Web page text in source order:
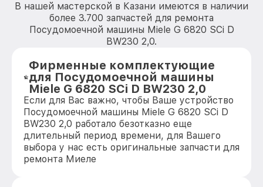
В нашей мастерской в Казани имеются в наличии
более 3.700 запчастей для ремонта
Посудомоечной машины Miele G 6820 SCi D
BW230 2,0.
Фирменные комплектующие
для Посудомоечной машины
Miele G 6820 SCi D BW230 2,0
Если для Вас важно, чтобы Ваше устройство
Посудомоечной машины Miele G 6820 SCi D
BW230 2,0 работало безотказно еще
длительный период времени, для Вашего
выбора у нас есть оригинальные запчасти для
ремонта Миеле